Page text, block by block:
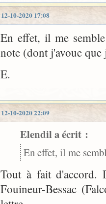
12-10-2020 17:08
En effet, il me
note (dont j'avoue que
E.
12-10-2020 22:09
Elendil a écrit :
En effet, il me
Tout à fait d'accord.
Fouineur-Bessac